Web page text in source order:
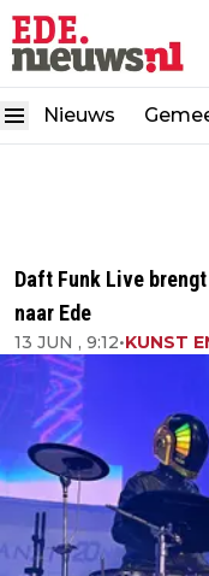
Nieuws
Daft Funk Live
naar Ede
13 JUN , 9:12•KUNST